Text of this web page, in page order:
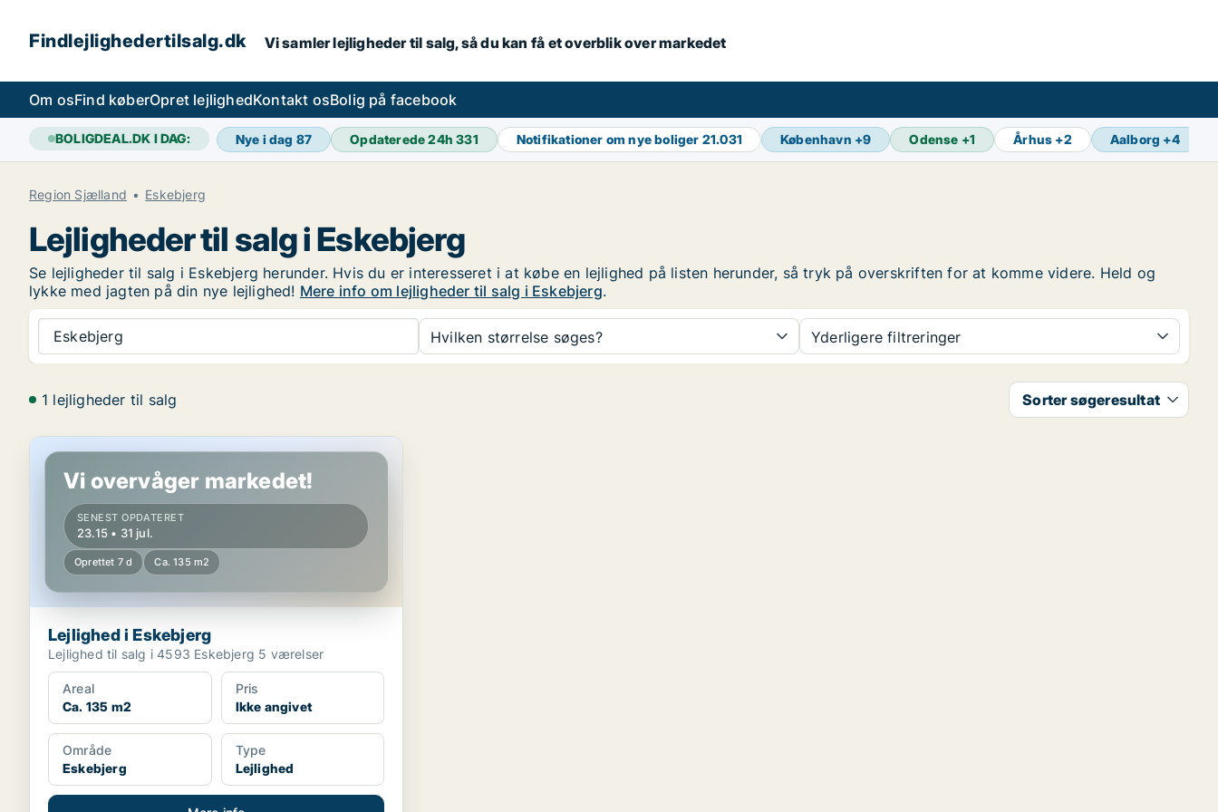
Findlejlighedertilsalg.dk Vi samler lejligheder til salg, så du kan få et overblik over markedet
Om osFind køberOpret lejlighedKontakt osBolig på facebook
BOLIGDEAL.DK I DAG: Nye i dag 87 Opdaterede 24h331 Notifikationer om nye boliger 21.031 København +9 Odense +1 Århus +2 Aalborg +4
Region Sjælland Eskebjerg
Lejligheder til salg i Eskebjerg
Se lejligheder til salg i Eskebjerg herunder. Hvis du er interesseret i at købe en lejlighed på listen herunder, så tryk på overskriften for at komme videre. Held og
lykke med jagten på din nye lejlighed! Mere info om lejligheder til salg i Eskebjerg.
Eskebjerg Hvilken størrelse søges? Yderligere filtreringer
1 lejligheder til salg Sorter søgeresultat
Lejlighed i Eskebjerg
Vi overvåger markedet!
SENEST OPDATERET
23.15 • 31 jul.
Oprettet 7 d Ca. 135 m2
Lejlighed i Eskebjerg
Lejlighed til salg i 4593 Eskebjerg 5 værelser
Areal
Ca. 135 m2
Pris
Ikke angivet
Område
Eskebjerg
Type
Lejlighed